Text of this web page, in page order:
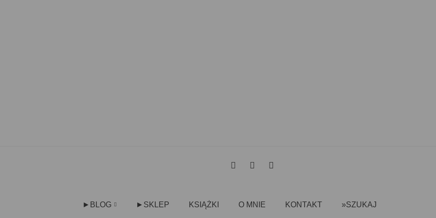
►BLOG ►SKLEP KSIĄŻKI O MNIE KONTAKT »SZUKAJ